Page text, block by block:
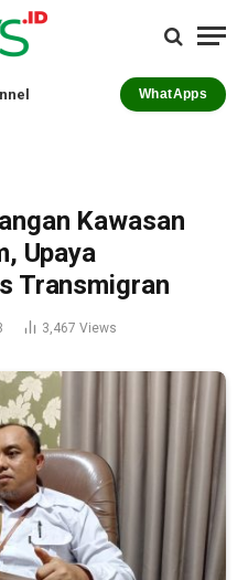
WhatApps
Kawasan
Upaya
Transmigran
3,467 Views